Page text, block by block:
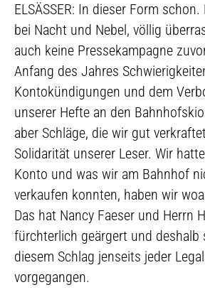
ELSÄSSER: In dieser Form
bei Nacht und Nebel, völlig
auch keine Pressekampagne
Anfang des Jahres
Kontokündigungen und dem
unserer Hefte an den
aber Schläge, die wir gut
Solidarität unserer Leser. Wir
Konto und was wir am Bahnhof
verkaufen konnten, haben wir
Das hat Nancy Faeser und Herrn
fürchterlich geärgert und deshalb
diesem Schlag jenseits jeder
vorgegangen.